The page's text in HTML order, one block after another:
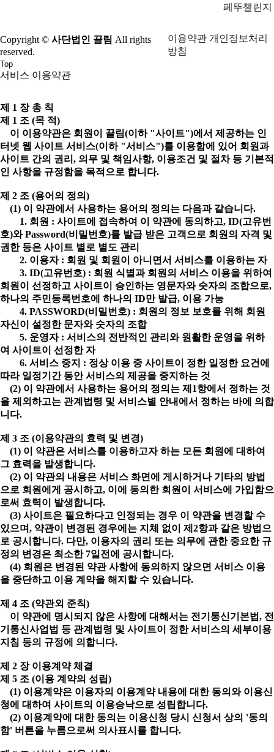
페뚜챌린지
Copyright © 사단법인 끌림 All rights
reserved.
이용약관 개인정보처리
방침
Top
서비스 이용약관
제 1 장 총 칙
제 1 조 (목 적)
이 이용약관은 회원이 끌림(이하 "사이트")에서 제공하는 인
터넷 웹 사이트 서비스(이하 "서비스")를 이용함에 있어 회원과
사이트 간의 권리, 의무 및 책임사항, 이용조건 및 절차 등 기본적
인 사항을 규정함을 목적으로 합니다.
제 2 조 (용어의 정의)
(1) 이 약관에서 사용하는 용어의 정의는 다음과 같습니다.
1. 회원 : 사이트에 접속하여 이 약관에 동의하고, ID(고유번
호)와 Password(비밀번호)를 발급 받은 고객으로 회원의 자격 및
권한 등은 사이트 별로 별도 관리
2. 이용자 : 회원 및 회원이 아니면서 서비스를 이용하는 자
3. ID(고유번호) : 회원 식별과 회원의 서비스 이용을 위하여
회원이 선정하고 사이트이 승인하는 영문자와 숫자의 조합으로,
하나의 주민등록번호에 하나의 ID만 발급, 이용 가능
4. PASSWORD(비밀번호) : 회원의 정보 보호를 위해 회원
자신이 설정한 문자와 숫자의 조합
5. 운영자 : 서비스의 전반적인 관리와 원활한 운영을 위하
여 사이트이 선정한 자
6. 서비스 중지 : 정상 이용 중 사이트이 정한 일정한 요건에
따라 일정기간 동안 서비스의 제공을 중지하는 것
(2) 이 약관에서 사용하는 용어의 정의는 제1항에서 정하는 것
을 제외하고는 관계법령 및 서비스별 안내에서 정하는 바에 의합
니다.
제 3 조 (이용약관의 효력 및 변경)
(1) 이 약관은 서비스를 이용하고자 하는 모든 회원에 대하여
그 효력을 발생합니다.
(2) 이 약관의 내용은 서비스 화면에 게시하거나 기타의 방법
으로 회원에게 공시하고, 이에 동의한 회원이 서비스에 가입함으
로써 효력이 발생합니다.
(3) 사이트은 필요하다고 인정되는 경우 이 약관을 변경할 수
있으며, 약관이 변경된 경우에는 지체 없이 제2항과 같은 방법으
로 공시합니다. 다만, 이용자의 권리 또는 의무에 관한 중요한 규
정의 변경은 최소한 7일전에 공시합니다.
(4) 회원은 변경된 약관 사항에 동의하지 않으면 서비스 이용
을 중단하고 이용 계약을 해지할 수 있습니다.
제 4 조 (약관외 준칙)
이 약관에 명시되지 않은 사항에 대해서는 전기통신기본법, 전
기통신사업법 등 관계법령 및 사이트이 정한 서비스의 세부이용
지침 등의 규정에 의합니다.
제 2 장 이용계약 체결
제 5 조 (이용 계약의 성립)
(1) 이용계약은 이용자의 이용계약 내용에 대한 동의와 이용신
청에 대하여 사이트의 이용승낙으로 성립합니다.
(2) 이용계약에 대한 동의는 이용신청 당시 신청서 상의 '동의
함' 버튼을 누름으로써 의사표시를 합니다.